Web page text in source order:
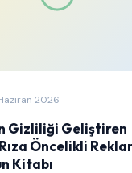
2026
Gizliliği Geliştiren
Öncelikli
Kitabı